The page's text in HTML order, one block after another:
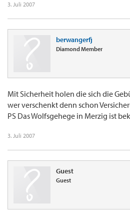
3. Juli 2007
berwangerfj
Diamond Member
Mit Sicherheit holen die sich die
wer verschenkt denn schon
PS Das Wolfsgehege in Merzig ist
3. Juli 2007
Guest
Guest